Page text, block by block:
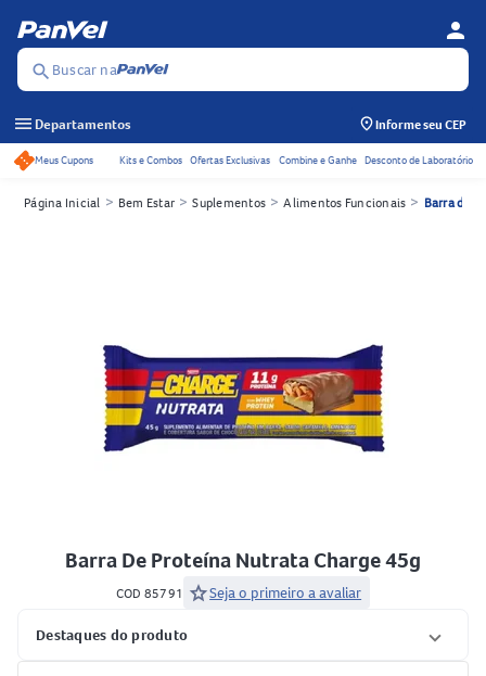
search Buscar na
person
menu Departamentos Informe seu CEP
Acessos rápidos do cabeçalho
Meus Cupons Kits e Combos Ofertas Exclusivas Combine e Ganhe Desconto de Laboratório
Página Inicial > Bem Estar > Suplementos > Alimentos Funcionais > Barra de
Barra De Proteína Nutrata Charge 45g
COD 85791 starSeja o primeiro a avaliar
Destaques do produto